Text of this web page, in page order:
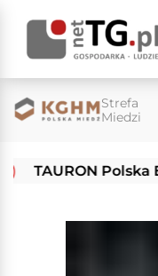
Strefa
Miedzi
TAURON Polska